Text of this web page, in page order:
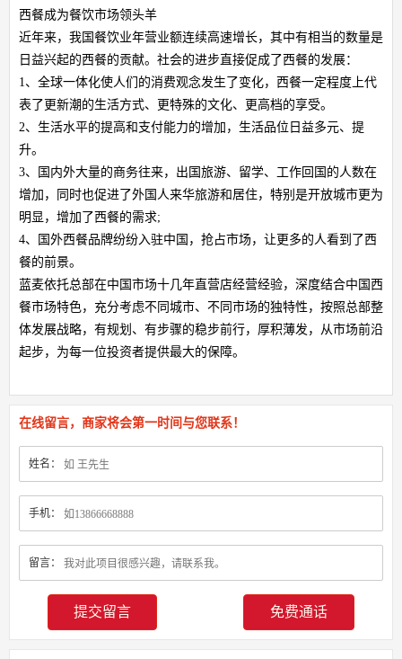
西餐成为餐饮市场领头羊
近年来，我国餐饮业年营业额连续高速增长，其中有相当的数量是
日益兴起的西餐的贡献。社会的进步直接促成了西餐的发展：
1、全球一体化使人们的消费观念发生了变化，西餐一定程度上代
表了更新潮的生活方式、更特殊的文化、更高档的享受。
2、生活水平的提高和支付能力的增加，生活品位日益多元、提
升。
3、国内外大量的商务往来，出国旅游、留学、工作回国的人数在
增加，同时也促进了外国人来华旅游和居住，特别是开放城市更为
明显，增加了西餐的需求;
4、国外西餐品牌纷纷入驻中国，抢占市场，让更多的人看到了西
餐的前景。
蓝麦依托总部在中国市场十几年直营店经营经验，深度结合中国西
餐市场特色，充分考虑不同城市、不同市场的独特性，按照总部整
体发展战略，有规划、有步骤的稳步前行，厚积薄发，从市场前沿
起步，为每一位投资者提供最大的保障。
在线留言，商家将会第一时间与您联系！
姓名：
手机：
留言：
免费通话